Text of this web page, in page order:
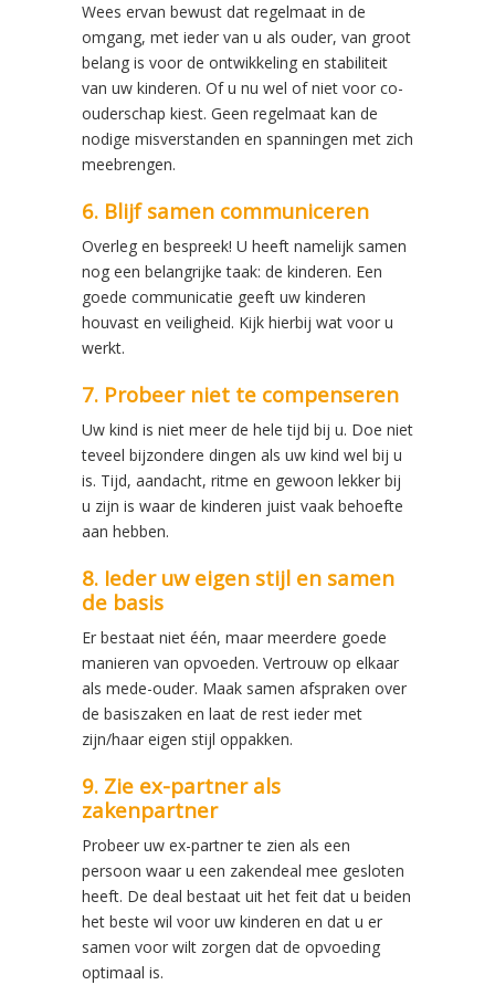
Wees ervan bewust dat regelmaat in de
omgang, met ieder van u als ouder, van groot
belang is voor de ontwikkeling en stabiliteit
van uw kinderen. Of u nu wel of niet voor co-
ouderschap kiest. Geen regelmaat kan de
nodige misverstanden en spanningen met zich
meebrengen.
6. Blijf samen communiceren
Overleg en bespreek! U heeft namelijk samen
nog een belangrijke taak: de kinderen. Een
goede communicatie geeft uw kinderen
houvast en veiligheid. Kijk hierbij wat voor u
werkt.
7. Probeer niet te compenseren
Uw kind is niet meer de hele tijd bij u. Doe niet
teveel bijzondere dingen als uw kind wel bij u
is. Tijd, aandacht, ritme en gewoon lekker bij
u zijn is waar de kinderen juist vaak behoefte
aan hebben.
8. Ieder uw eigen stijl en samen
de basis
Er bestaat niet één, maar meerdere goede
manieren van opvoeden. Vertrouw op elkaar
als mede-ouder. Maak samen afspraken over
de basiszaken en laat de rest ieder met
zijn/haar eigen stijl oppakken.
9. Zie ex-partner als
zakenpartner
Probeer uw ex-partner te zien als een
persoon waar u een zakendeal mee gesloten
heeft. De deal bestaat uit het feit dat u beiden
het beste wil voor uw kinderen en dat u er
samen voor wilt zorgen dat de opvoeding
optimaal is.